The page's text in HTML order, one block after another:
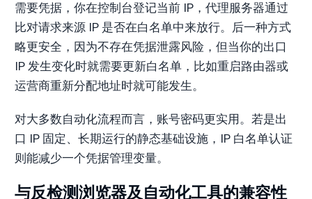
需要凭据，你在控制台登记当前 IP，代理服务器通过
比对请求来源 IP 是否在白名单中来放行。后一种方式
略更安全，因为不存在凭据泄露风险，但当你的出口
IP 发生变化时就需要更新白名单，比如重启路由器或
运营商重新分配地址时就可能发生。
对大多数自动化流程而言，账号密码更实用。若是出
口 IP 固定、长期运行的静态基础设施，IP 白名单认证
则能减少一个凭据管理变量。
与反检测浏览器及自动化工具的兼容性